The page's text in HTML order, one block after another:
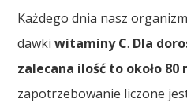
Każdego dnia nasz
dawkiwitaminy C. Dla
zalecana ilość to około 80
zapotrzebowanie liczone